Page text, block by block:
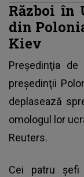
Război în
din
Kiev
Preşedinţia
preşedinţii
deplasează
omologul lor
Reuters.
Cei patru